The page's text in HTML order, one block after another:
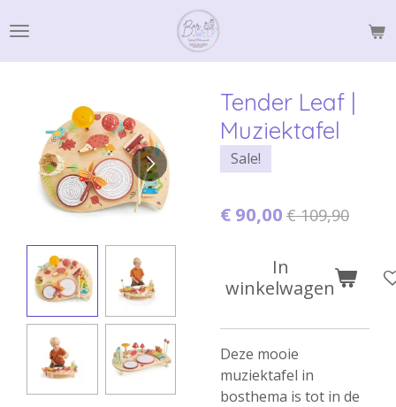
direct
naar
hoofdinhoud
Tender Leaf |
Muziektafel
Sale!
€ 90,00 € 109,90
In
winkelwagen
Deze mooie
muziektafel in
bosthema is tot in de